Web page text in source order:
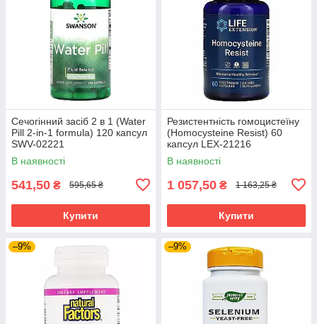
Сечогінний засіб 2 в 1 (Water
Pill 2-in-1 formula) 120 капсул
SWV-02221
В наявності
541,50 ₴ 595,65 ₴
Купити
Резистентність гомоцистеїну
(Homocysteine Resist) 60
капсул LEX-21216
В наявності
1 057,50 ₴ 1 163,25 ₴
Купити
–9% –9%